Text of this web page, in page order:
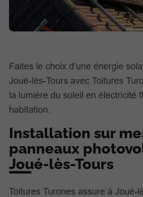
Faites le choix d’une énergie
Joué-lès-Tours avec Toitures
la lumière du soleil en électricité
habitation.
Installation sur
panneaux
Joué-lès-Tours
Toitures Turones assure à Joué-